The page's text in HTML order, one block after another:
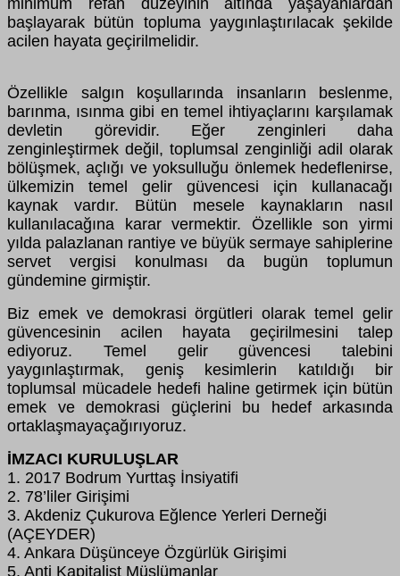
minimum refah düzeyinin altında yaşayanlardan
başlayarak bütün topluma yaygınlaştırılacak şekilde
acilen hayata geçirilmelidir.
Özellikle salgın koşullarında insanların beslenme,
barınma, ısınma gibi en temel ihtiyaçlarını karşılamak
devletin görevidir. Eğer zenginleri daha
zenginleştirmek değil, toplumsal zenginliği adil olarak
bölüşmek, açlığı ve yoksulluğu önlemek hedeflenirse,
ülkemizin temel gelir güvencesi için kullanacağı
kaynak vardır. Bütün mesele kaynakların nasıl
kullanılacağına karar vermektir. Özellikle son yirmi
yılda palazlanan rantiye ve büyük sermaye sahiplerine
servet vergisi konulması da bugün toplumun
gündemine girmiştir.
Biz emek ve demokrasi örgütleri olarak temel gelir
güvencesinin acilen hayata geçirilmesini talep
ediyoruz. Temel gelir güvencesi talebini
yaygınlaştırmak, geniş kesimlerin katıldığı bir
toplumsal mücadele hedefi haline getirmek için bütün
emek ve demokrasi güçlerini bu hedef arkasında
ortaklaşmayaçağırıyoruz.
İMZACI KURULUŞLAR
1. 2017 Bodrum Yurttaş İnsiyatifi
2. 78’liler Girişimi
3. Akdeniz Çukurova Eğlence Yerleri Derneği
(AÇEYDER)
4. Ankara Düşünceye Özgürlük Girişimi
5. Anti Kapitalist Müslümanlar